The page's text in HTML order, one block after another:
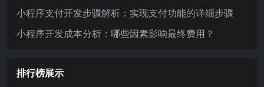
小程序支付开发步骤解析：实现支付功能的详细步骤
小程序开发成本分析：哪些因素影响最终费用？
排行榜展示